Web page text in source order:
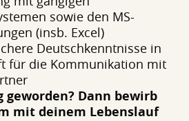
sowie den MS-
(insb. Excel)
Deutschkenntnisse in
für die Kommunikation mit
geworden? Dann bewirb
mit deinem Lebenslauf